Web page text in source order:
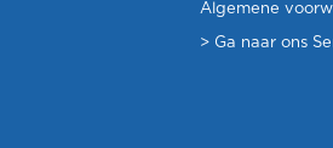
Algemene
> Ga naar ons